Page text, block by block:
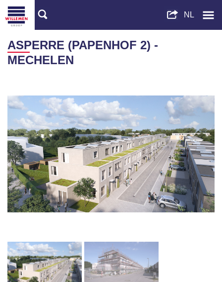
ASPERRE (PAPENHOF 2) -
MECHELEN